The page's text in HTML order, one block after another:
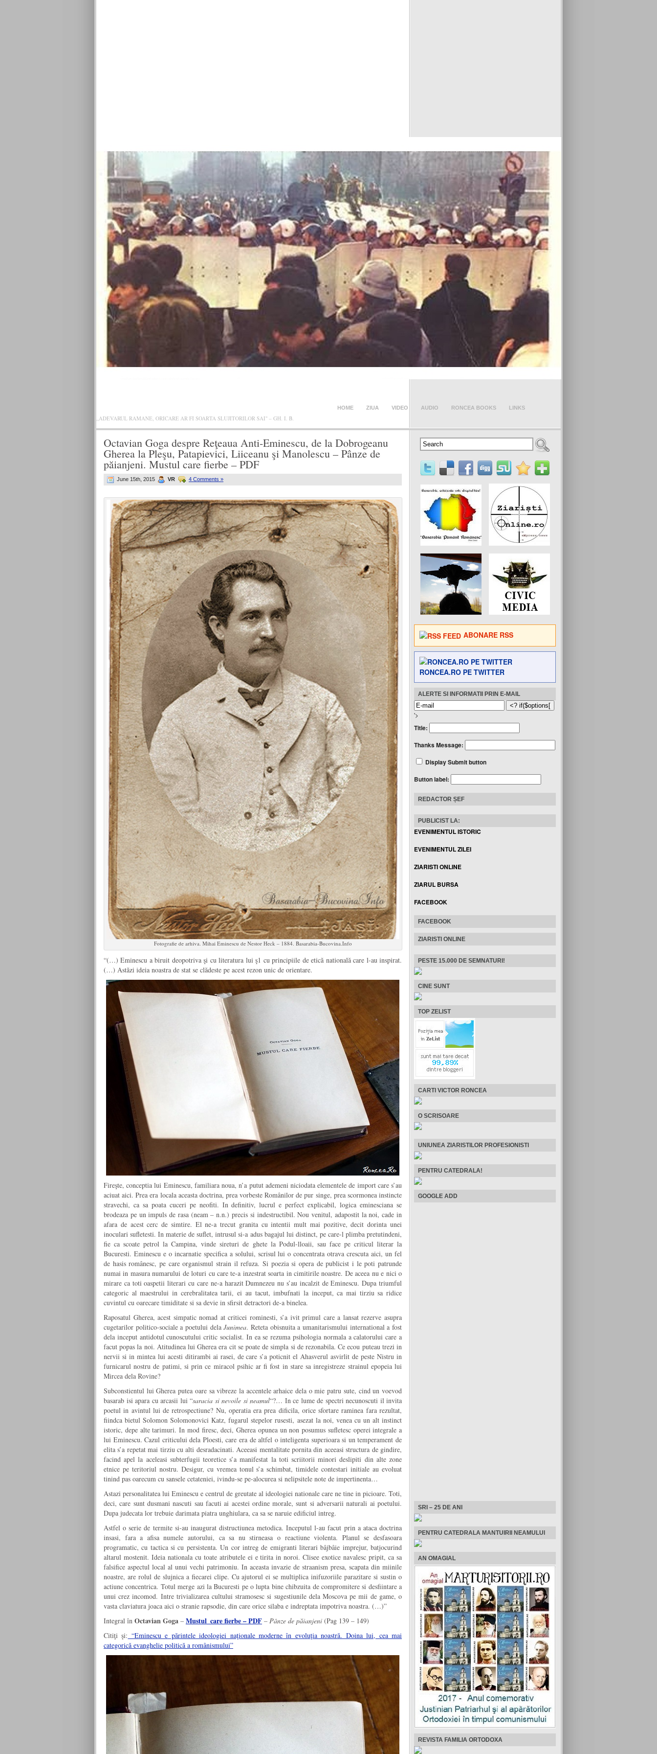
„ADEVARUL RAMANE, ORICARE AR FI SOARTA SLUJITORILOR SAI" – GH. I. B.
HOME ZIUA VIDEO AUDIO RONCEA BOOKS LINKS
Octavian Goga despre Reţeaua Anti-Eminescu, de la Dobrogeanu
Gherea la Pleşu, Patapievici, Liiceanu şi Manolescu – Pânze de
păianjeni. Mustul care fierbe – PDF
June 15th, 2015 VR 4 Comments »
Fotografie de arhiva. Mihai Eminescu de Nestor Heck – 1884. Basarabia-Bucovina.Info
“(…) Eminescu a biruit deopotriva şi cu literatura lui ş1 cu principiile de etică natională care l-au inspirat.
(…) Astăzi ideia noastra de stat se clădeste pe acest rezon unic de orientare.
Fireşte, conceptia lui Eminescu, familiara noua, n’a putut ademeni niciodata elementele de import care s’au
aciuat aici. Prea era locala aceasta doctrina, prea vorbeste Românilor de pur singe, prea scormonea instincte
stravechi, ca sa poata cuceri pe neofiti. In definitiv, lucrul e perfect explicabil, logica eminesciana se
brodeaza pe un impuls de rasa (neam – n.n.) precis si indestructibil. Nou venitul, adapostit la noi, cade in
afara de acest cerc de simtire. El ne-a trecut granita cu intentii mult mai pozitive, decit dorinta unei
inoculari sufletesti. In materie de suflet, intrusul si-a adus bagajul lui distinct, pe care-l plimba pretutindeni,
fie ca scoate petrol la Campina, vinde sireturi de ghete la Podul-lloaii, sau face pe criticul literar la
Bucuresti. Eminescu e o incarnatie specifica a solului, scrisul lui o concentrata otrava crescuta aici, un fel
de hasis românesc, pe care organismul strain il refuza. Si poezia si opera de publicist i le poti patrunde
numai in masura numarului de loturi cu care te-a inzestrat soarta in cimitirile noastre. De aceea nu e nici o
mirare ca toti oaspetii literari cu care ne-a harazit Dumnezeu nu s’au incalzit de Eminescu. Dupa triumful
categoric al maestrului in cerebralitatea tarii, ei au tacut, imbufnati la inceput, ca mai tirziu sa ridice
cuvintul cu oarecare timiditate si sa devie in sfirsit detractori de-a binelea.
Raposatul Gherea, acest simpatic nomad at criticei rominesti, s’a ivit primul care a lansat rezerve asupra
cugetarilor politico-sociale a poetului delaJunimea. Reteta obisnuita a umanitarismului international a fost
dela inceput antidotul cunoscutului critic socialist. In ea se rezuma psihologia normala a calatorului care a
facut popas la noi. Atitudinea lui Gherea era cit se poate de simpla si de rezonabila. Ce ecou puteau trezi in
nervii si in mintea lui acesti ditirambi ai rasei, de care s’a poticnit el Ahasverul asvirlit de peste Nistru in
furnicarul nostru de patimi, si prin ce miracol psihic ar fi fost in stare sa inregistreze strainul epopeia lui
Mircea dela Rovine?
Subconstientul lui Gherea putea oare sa vibreze la accentele arhaice dela o mie patru sute, cind un voevod
basarab isi apara cu arcasii lui “saracia si nevoile si neamul“?… In ce lume de spectri necunoscuti il invita
poetul in avintul lui de retrospectiune? Nu, operatia era prea dificila, orice sfortare raminea fara rezultat,
fiindca bietul Solomon Solomonovici Katz, fugarul stepelor rusesti, asezat la noi, venea cu un alt instinct
istoric, depe alte tarimuri. In mod firesc, deci, Gherea opunea un non posumus sufletesc operei integrale a
lui Eminescu. Cazul criticului dela Ploesti, care era de altfel o inteligenta superioara si un temperament de
elita s’a repetat mai tirziu cu alti desradacinati. Aceeasi mentalitate pornita din aceeasi structura de gindire,
facind apel la aceleasi subterfugii teoretice s’a manifestat la toti scriitorii minori deslipiti din alte zone
etnice pe teritoriul nostru. Desigur, cu vremea tonul s’a schimbat, timidele contestari initiale au evoluat
tinind pas oarecum cu sansele cetateniei, ivindu-se pe-alocurea si nelipsitele note de impertinenta…
Astazi personalitatea lui Eminescu e centrul de greutate al ideologiei nationale care ne tine in picioare. Toti,
deci, care sunt dusmani nascuti sau facuti ai acestei ordine morale, sunt si adversarii naturali ai poetului.
Dupa judecata lor trebuie darimata piatra unghiulara, ca sa se naruie edificiul intreg.
Astfel o serie de termite si-au inaugurat distructiunea metodica. Inceputul l-au facut prin a ataca doctrina
insasi, fara a afisa numele autorului, ca sa nu stirneasa o reactiune violenta. Planul se desfasoara
programatic, cu tactica si cu persistenta. Un cor intreg de emigranti literari bâjbâie imprejur, batjocurind
altarul mostenit. Ideia nationala cu toate atributele ei e tirita in noroi. Clisee exotice navalesc pripit, ca sa
falsifice aspectul local al unui vechi patrimoniu. In aceasta invazie de straanism presa, scapata din miinile
noastre, are rolul de slujnica a fiecarei clipe. Cu ajutorul ei se multiplica inifuzoriile parazitare si sustin o
actiune concentrica. Totul merge azi la Bucuresti pe o lupta bine chibzuita de compromitere si desfiintare a
unui crez incomod. Intre trivializarea cultului stramosesc si sugestiunile dela Moscova pe mii de game, o
vasta claviatura joaca aici o stranie rapsodie, din care orice silaba e indreptata impotriva noastra. (…)”
Integral în Octavian Goga – Mustul_care fierbe – PDF – Pânze de păianjeni (Pag 139 – 149)
Citiţi şi: “Eminescu e părintele ideologiei naţionale moderne în evoluţia noastră. Doina lui, cea mai
categorică evanghelie politică a românismului”
ABONARE RSS
RONCEA.RO PE TWITTER
ALERTE SI INFORMATII PRIN E-MAIL
'>
Title:
Thanks Message:
Display Submit button
Button label:
REDACTOR ȘEF
PUBLICIST LA:
EVENIMENTUL ISTORIC
EVENIMENTUL ZILEI
ZIARISTI ONLINE
ZIARUL BURSA
FACEBOOK
FACEBOOK
ZIARISTI ONLINE
PESTE 15.000 DE SEMNATURI!
CINE SUNT
TOP ZELIST
CARTI VICTOR RONCEA
O SCRISOARE
UNIUNEA ZIARISTILOR PROFESIONISTI
PENTRU CATEDRALA!
GOOGLE ADD
SRI – 25 DE ANI
PENTRU CATEDRALA MANTUIRII NEAMULUI
AN OMAGIAL
REVISTA FAMILIA ORTODOXA